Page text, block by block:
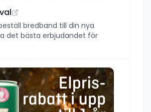
bredband till din nya
det bästa erbjudandet för